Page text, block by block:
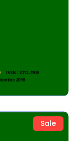
Sale